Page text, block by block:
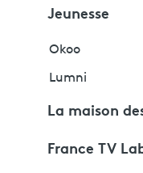
Jeunesse
Okoo
Lumni
La maison
France TV